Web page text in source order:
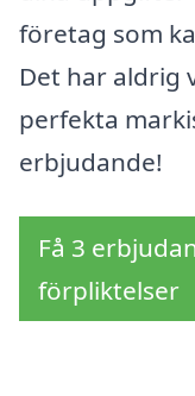
företag som
Det har aldrig
perfekta
erbjudande!
Få 3
förpliktelser